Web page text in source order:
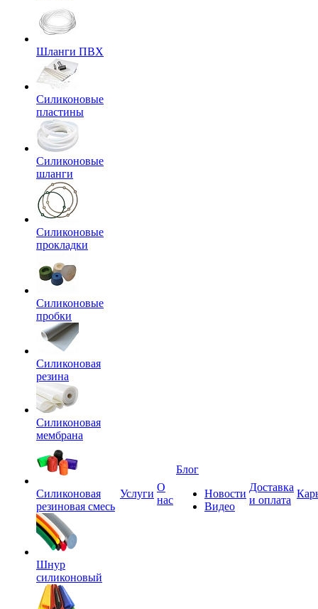
Шланги ПВХ
Силиконовые
пластины
Силиконовые
шланги
Силиконовые
прокладки
Силиконовые
пробки
Силиконовая
резина
Силиконовая
мембрана
Силиконовая
резиновая смесь
Шнур
силиконовый
Услуги
О
нас
Блог
Новости
Видео
Доставка
и оплата